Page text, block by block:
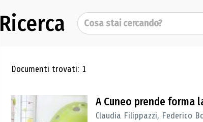
Ricerca Cerca
Risultati di ricerca
Documenti trovati: 1
A Cuneo prende forma
Claudia Filippazzi, Federico